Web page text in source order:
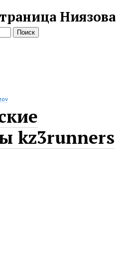
Ниязова
kz3runners